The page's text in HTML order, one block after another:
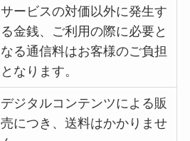
サービスの対価以外に発生す
る金銭、ご利用の際に必要と
なる通信料はお客様のご負担
となります。
デジタルコンテンツによる販
売につき、送料はかかりませ